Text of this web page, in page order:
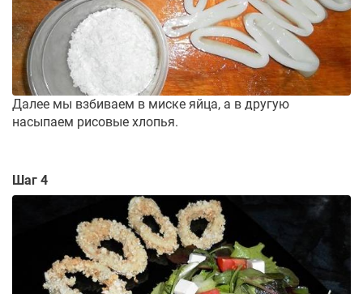
Далее мы взбиваем в миске яйца, а в другую
насыпаем рисовые хлопья.
Шаг 4